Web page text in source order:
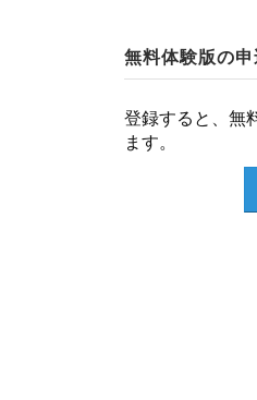
無料体験版の申
登録すると、無
ます。